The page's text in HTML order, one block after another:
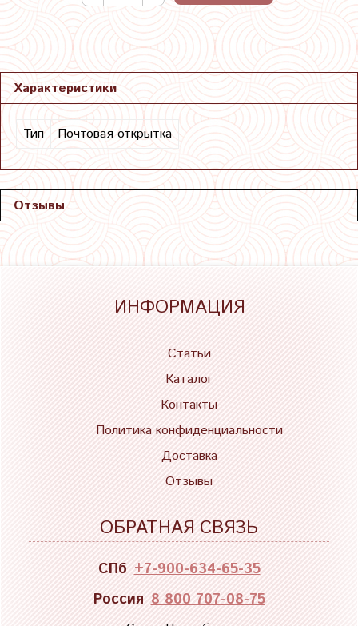
Характеристики
Тип Почтовая открытка
Отзывы
ИНФОРМАЦИЯ
Статьи
Каталог
Контакты
Политика конфиденциальности
Доставка
Отзывы
ОБРАТНАЯ СВЯЗЬ
СПб +7-900-634-65-35
Россия 8 800 707-08-75